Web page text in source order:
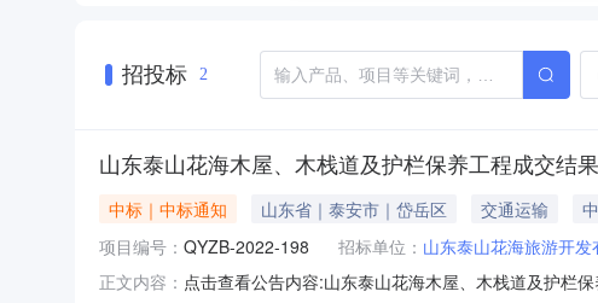
招投标 2
山东泰山花海木屋、木栈道及护栏保养工程成交结
中标｜中标通知 山东省｜泰安市｜岱岳区 交通运输
项目编号： QYZB-2022-198 招标单位： 山东泰山花海旅游开发
正文内容： 点击查看公告内容:山东泰山花海木屋、木栈道及护栏